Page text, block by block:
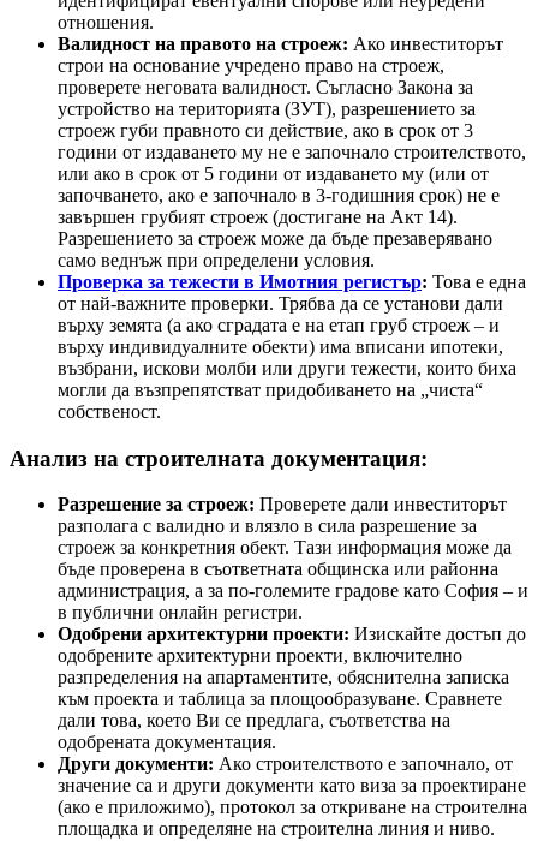
отношения.
Валидност на правото на строеж: Ако инвеститорът
строи на основание учредено право на строеж,
проверете неговата валидност. Съгласно Закона за
устройство на територията (ЗУТ), разрешението за
строеж губи правното си действие, ако в срок от 3
години от издаването му не е започнало строителството,
или ако в срок от 5 години от издаването му (или от
започването, ако е започнало в 3-годишния срок) не е
завършен грубият строеж (достигане на Акт 14).
Разрешението за строеж може да бъде презаверявано
само веднъж при определени условия.
Проверка за тежести в Имотния регистър: Това е една
от най-важните проверки. Трябва да се установи дали
върху земята (а ако сградата е на етап груб строеж – и
върху индивидуалните обекти) има вписани ипотеки,
възбрани, искови молби или други тежести, които биха
могли да възпрепятстват придобиването на „чиста“
собственост.
Анализ на строителната документация:
Разрешение за строеж: Проверете дали инвеститорът
разполага с валидно и влязло в сила разрешение за
строеж за конкретния обект. Тази информация може да
бъде проверена в съответната общинска или районна
администрация, а за по-големите градове като София – и
в публични онлайн регистри.
Одобрени архитектурни проекти: Изискайте достъп до
одобрените архитектурни проекти, включително
разпределения на апартаментите, обяснителна записка
към проекта и таблица за площообразуване. Сравнете
дали това, което Ви се предлага, съответства на
одобрената документация.
Други документи: Ако строителството е започнало, от
значение са и други документи като виза за проектиране
(ако е приложимо), протокол за откриване на строителна
площадка и определяне на строителна линия и ниво.